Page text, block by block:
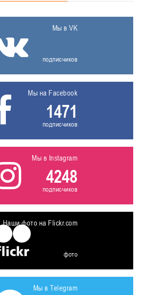
Мы в VK
подписчиков
Мы на Facebook
1471
подписчиков
Мы в Instagram
4248
подписчиков
Наши фото на Flickr.com
фото
Мы в Telegram